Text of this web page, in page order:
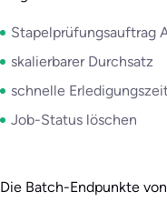
Stapelprüfungsauftrag
skalierbarer Durchsatz
schnelle
Job-Status löschen
Die Batch-Endpunkte